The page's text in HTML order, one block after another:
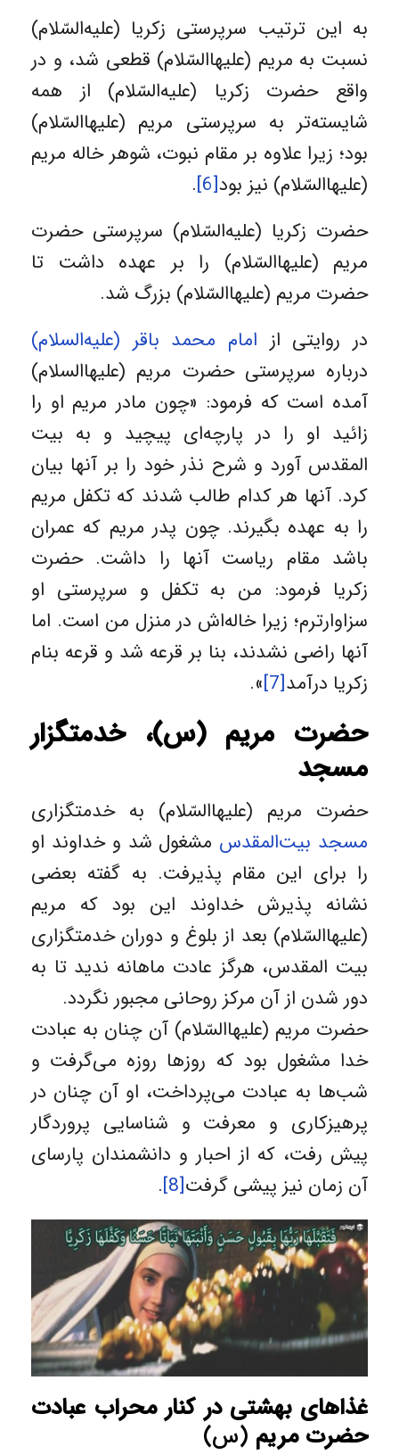
به این ترتیب سرپرستی زکریا (علیه‌السّلام)
نسبت به مریم (علیهاالسّلام) قطعی شد، و در
واقع حضرت زکریا (علیه‌السّلام) از همه
شایسته‌تر به سرپرستی مریم (علیهاالسّلام)
بود؛ زیرا علاوه بر مقام نبوت، شوهر خاله مریم
(علیهاالسّلام) نیز بود[6]
.
حضرت زکریا (علیه‌السّلام) سرپرستی حضرت
مریم (علیهاالسّلام) را بر عهده داشت تا
حضرت مریم (علیهاالسّلام) بزرگ شد.
در روایتی از امام محمد باقر (علیه‌السلام)
درباره سرپرستی حضرت مریم (علیهاالسلام)
آمده است که فرمود: «چون مادر مریم او را
زائید او را در پارچه‌ای پیچید و به بیت
المقدس آورد و شرح نذر خود را بر آنها بیان
کرد. آنها هر کدام طالب شدند که تکفل مریم
را به عهده بگیرند. چون پدر مریم که عمران
باشد مقام ریاست آنها را داشت. حضرت
زکریا فرمود: من به تکفل و سرپرستی او
سزاوارترم؛ زیرا خاله‌اش در منزل من است. اما
آنها راضى نشدند، بنا بر قرعه شد و قرعه بنام
زکریا درآمد[7]
».
حضرت مریم (س)، خدمتگزار
مسجد
حضرت مریم (علیهاالسّلام) به خدمتگزاری
مسجد بیت‌المقدس مشغول شد و خداوند او
را برای این مقام پذیرفت. به گفته بعضی
نشانه پذیرش خداوند این بود که مریم
(علیهاالسّلام) بعد از بلوغ و دوران خدمتگزاری
بیت المقدس، هرگز عادت ماهانه ندید تا به
دور شدن از آن مرکز روحانی مجبور نگردد.
حضرت مریم (علیهاالسّلام) آن چنان به عبادت
خدا مشغول بود که روزها روزه می‌گرفت و
شب‌ها به عبادت می‌پرداخت، او آن چنان در
پرهیزکاری و معرفت و شناسایی پروردگار
پیش رفت، که از احبار و دانشمندان پارسای
آن زمان نیز پیشی گرفت[8]
.
غذاهای بهشتی در کنار محراب عبادت
حضرت مریم (س)